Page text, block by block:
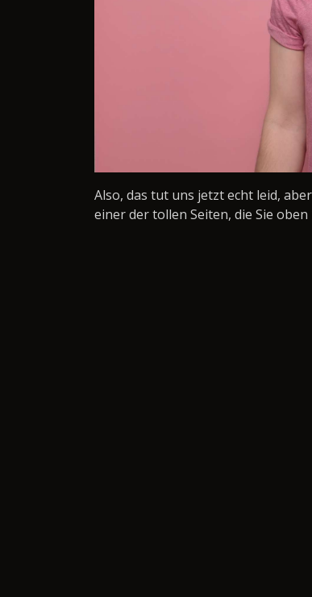
Also, das tut uns jetzt echt leid,
einer der tollen Seiten, die Sie